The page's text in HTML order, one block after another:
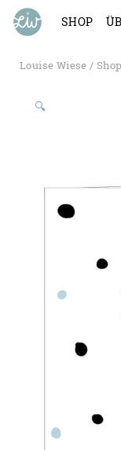
SHOP
Louise Wiese / Shop
🔍